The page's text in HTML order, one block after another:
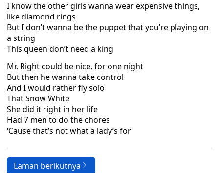
I know the other girls wanna wear expensive things,
like diamond rings
But I don’t wanna be the puppet that you’re playing on
a string
This queen don’t need a king
Mr. Right could be nice, for one night
But then he wanna take control
And I would rather fly solo
That Snow White
She did it right in her life
Had 7 men to do the chores
‘Cause that’s not what a lady’s for
Laman berikutnya